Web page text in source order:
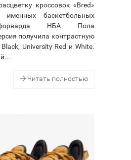
кроссовок «Bred»
именных баскетбольных
НБА Пола
получила контрастную
University Red и White.
Читать полностью